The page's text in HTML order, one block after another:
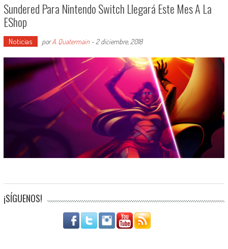
Sundered Para Nintendo Switch Llegará Este Mes A La
EShop
Noticias porA. Quatermain- 2 diciembre, 2018
¡SÍGUENOS!